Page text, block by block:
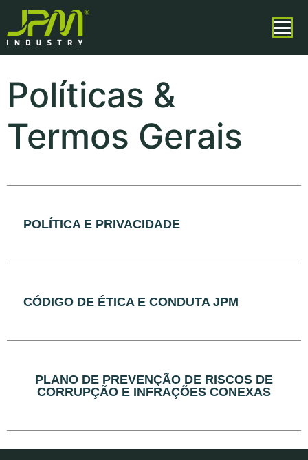
Políticas &
Termos Gerais
POLÍTICA E PRIVACIDADE
CÓDIGO DE ÉTICA E CONDUTA JPM
PLANO DE PREVENÇÃO DE RISCOS DE
CORRUPÇÃO E INFRAÇÕES CONEXAS